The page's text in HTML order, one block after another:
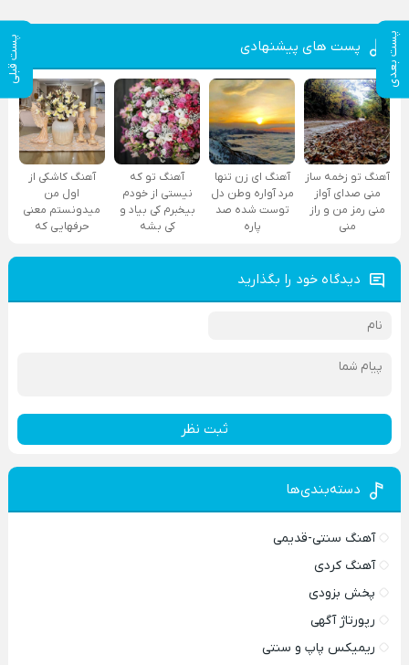
پست بعدی پست قبلی پست های پیشنهادی
آهنگ تو زخمه ساز
منی صدای آواز
منی رمز من و راز
منی
آهنگ ای زن تنها
مرد آواره وطن دل
توست شده صد
پاره
آهنگ تو که
نیستی از خودم
بیخبرم کی بیاد و
کی بشه
آهنگ کاشکی از
اول من
میدونستم معنی
حرفهایی که
دیدگاه خود را بگذارید
ثبت نظر
دسته‌بندی‌ها
آهنگ سنتی-قدیمی
آهنگ کردی
پخش بزودی
رپورتاژ آگهی
ریمیکس پاپ و سنتی